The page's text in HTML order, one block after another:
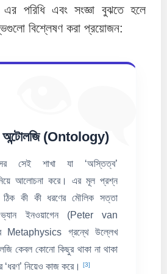
এর পরিধি এবং সংজ্ঞা বুঝতে হলে
বিশ্লেষণ করা প্রয়োজন:
👁️‍🗨️
অন্টোলজি (Ontology)
সেই শাখা যা ‘অস্তিত্ব’
আলোচনা করে। এর মূল প্রশ্ন
ঠিক কী কী ধরণের মৌলিক সত্তা
ইনওয়াগেন (Peter van
Metaphysics গ্রন্থে উল্লেখ
কেবল কোনো কিছুর থাকা না থাকা
‘ধরণ’ নিয়েও কাজ করে।
[3]